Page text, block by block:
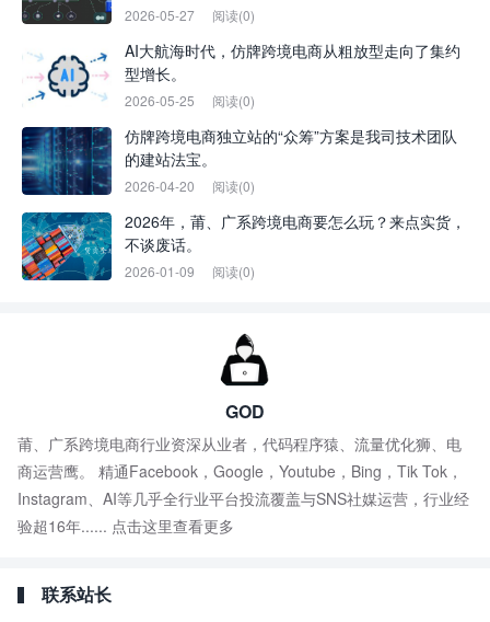
2026-05-27 阅读(0)
AI大航海时代，仿牌跨境电商从粗放型走向了集约
型增长。
2026-05-25 阅读(0)
仿牌跨境电商独立站的“众筹”方案是我司技术团队
的建站法宝。
2026-04-20 阅读(0)
2026年，莆、广系跨境电商要怎么玩？来点实货，
不谈废话。
2026-01-09 阅读(0)
GOD
莆、广系跨境电商行业资深从业者，代码程序猿、流量优化狮、电
商运营鹰。 精通Facebook，Google，Youtube，Bing，Tik Tok，
Instagram、AI等几乎全行业平台投流覆盖与SNS社媒运营，行业经
验超16年...... 点击这里查看更多
联系站长